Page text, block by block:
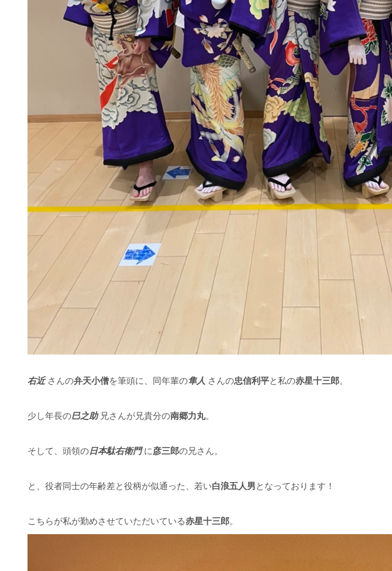
右近 さんの弁天小僧を筆頭に、同年輩の隼人 さんの忠信利平と私の赤星十三郎。
少し年長の巳之助 兄さんが兄貴分の南郷力丸。
そして、頭領の日本駄右衛門に彦三郎の兄さん。
と、役者同士の年齢差と役柄が似通った、若い白浪五人男となっております！
こちらが私が勤めさせていただいている赤星十三郎。